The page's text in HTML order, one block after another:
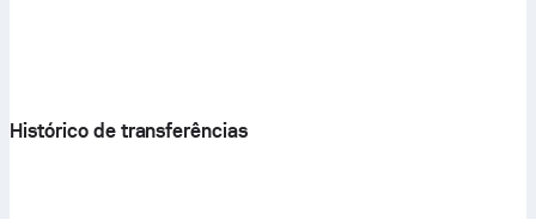
Histórico de transferências